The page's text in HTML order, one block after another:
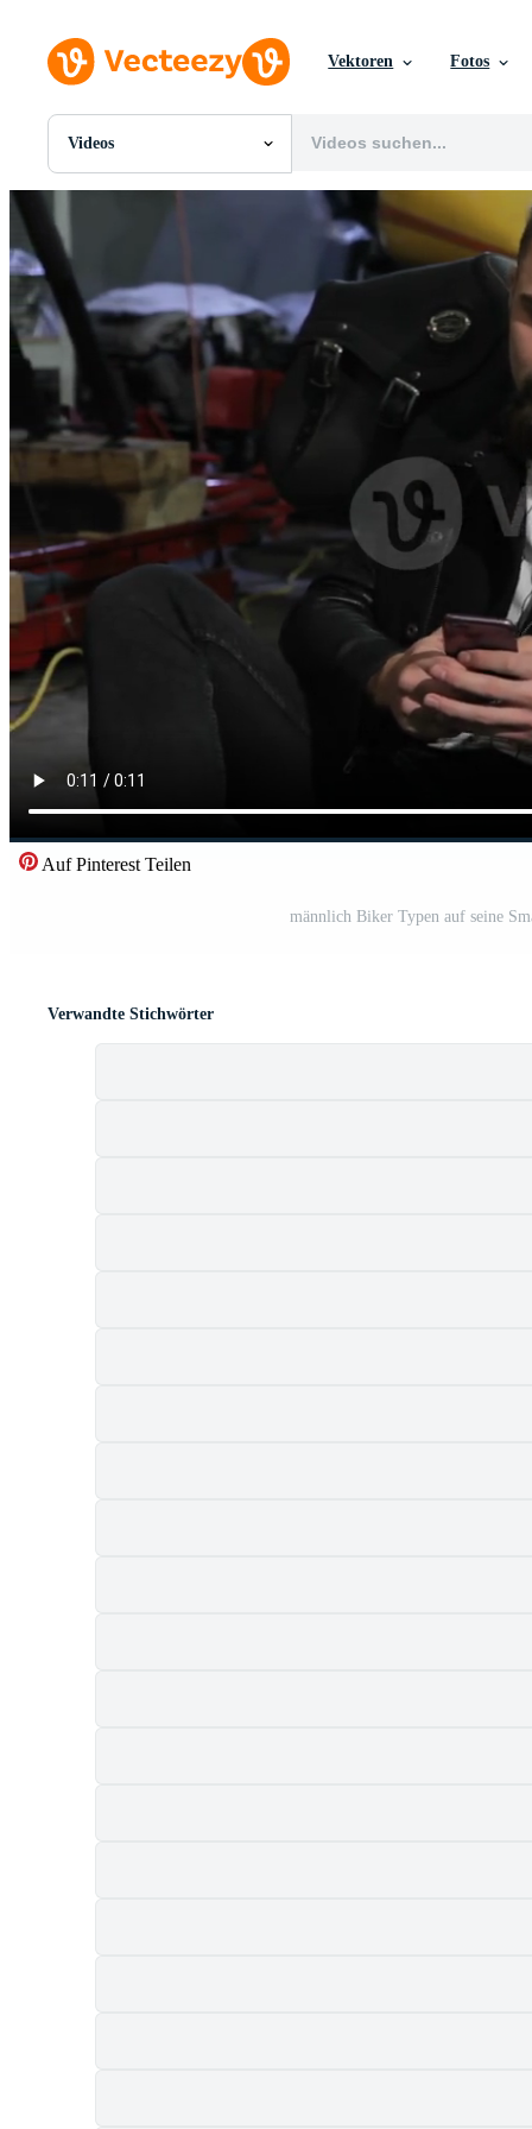
Vektoren Fotos
Videos
Alle Bilder
Vorlagen
Vektoren
Motion Graphics
Redaktionelle Ereignisse
Auf Pinterest Teilen
männlich Biker Typen auf seine
Verwandte Stichwörter